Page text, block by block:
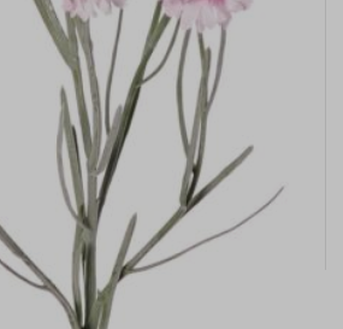
(Centaurea cyanus) , 66cm